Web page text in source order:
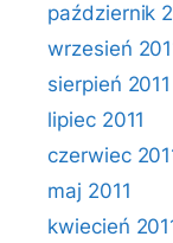
październik
wrzesień
sierpień 2011
lipiec 2011
czerwiec
maj 2011
kwiecień